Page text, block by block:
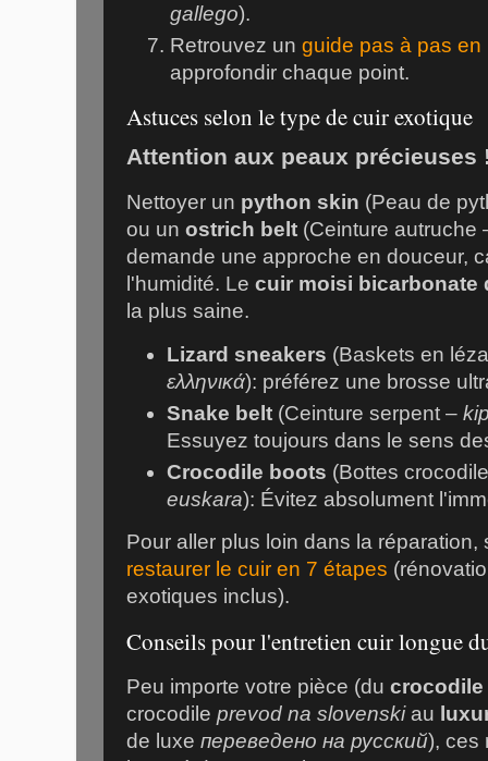
gallego).
Retrouvez un guide pas à pas en
approfondir chaque point.
Astuces selon le type de cuir exotique
Attention aux peaux précieuses
Nettoyer un python skin (Peau de
ou un ostrich belt (Ceinture autruche
demande une approche en douceur,
l'humidité. Le cuir moisi bicarbonate
la plus saine.
Lizard sneakers (Baskets en
ελληνικά): préférez une brosse
Snake belt (Ceinture serpent –
Essuyez toujours dans le sens
Crocodile boots (Bottes
euskara): Évitez absolument
Pour aller plus loin dans la
restaurer le cuir en 7 étapes
exotiques inclus).
Conseils pour l'entretien cuir longue
Peu importe votre pièce (du crocodile
crocodile prevod na slovenskiau
de luxe переведено на русский), ces